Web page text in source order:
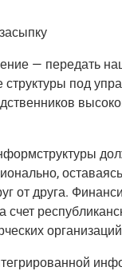
— пере­дать
под
от дру­га.
счет